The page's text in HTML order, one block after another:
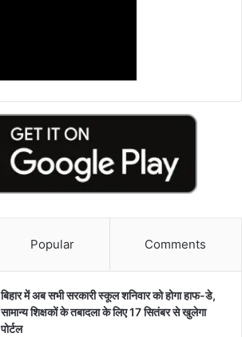
Popular Comments
बिहार में अब सभी सरकारी स्कूल शनिवार को होगा हाफ-डे,
सामान्य शिक्षकों के तबादला के लिए 17 सितंबर से खुलेगा
पोर्टल